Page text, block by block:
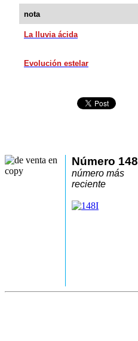
nota
La lluvia ácida
Evolución estelar
Número 148
número más
reciente